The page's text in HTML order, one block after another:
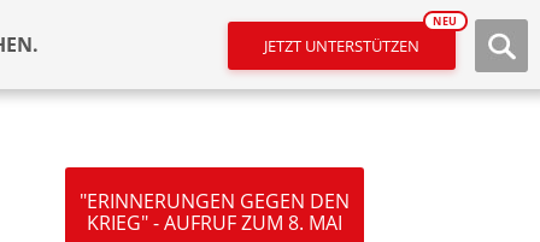
JETZT UNTERSTÜTZEN
NEU
"ERINNERUNGEN GEGEN DEN
KRIEG" - AUFRUF ZUM 8. MAI